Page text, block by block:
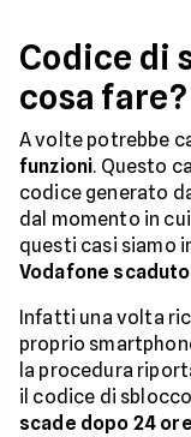
Codice di
cosa fare?
A volte potrebbe
funzioni. Questo
codice generato
dal momento in
questi casi siamo
Vodafone scaduto
Infatti una volta
proprio
la procedura
il codice di
scade dopo 24 ore